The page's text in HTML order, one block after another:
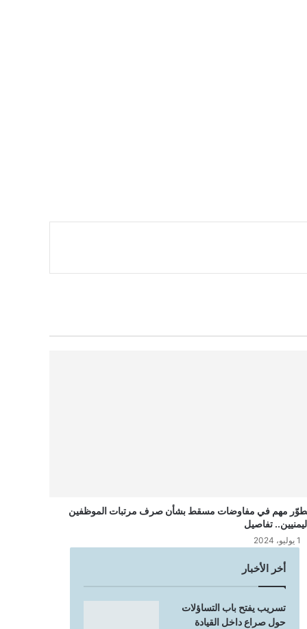
مهم في مفاوضات مسقط بشأن صرف مرتبات الموظفين
تفاصيل
1 يوليو، 2024
أخر الأخبار
تسريب يفتح باب التساؤلات
حول صراع داخل القيادة